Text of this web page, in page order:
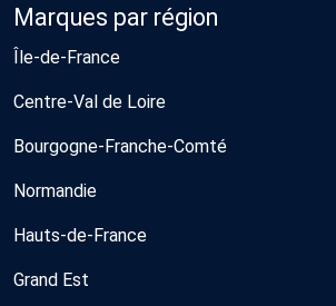
Marques par région
Île-de-France
Centre-Val de Loire
Bourgogne-Franche-Comté
Normandie
Hauts-de-France
Grand Est